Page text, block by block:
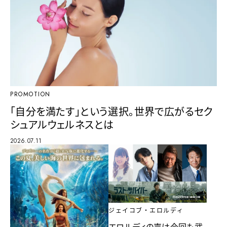
PROMOTION
「自分を満たす」という選択。世界で広がるセク
シュアルウェルネスとは
2026.07.11
ジェイコブ・エロルディ